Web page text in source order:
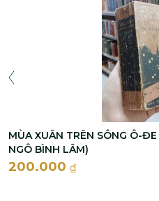
MÙA XUÂN TRÊN SÔNG Ô-
NGÔ BÌNH LÂM)
200.000 đ